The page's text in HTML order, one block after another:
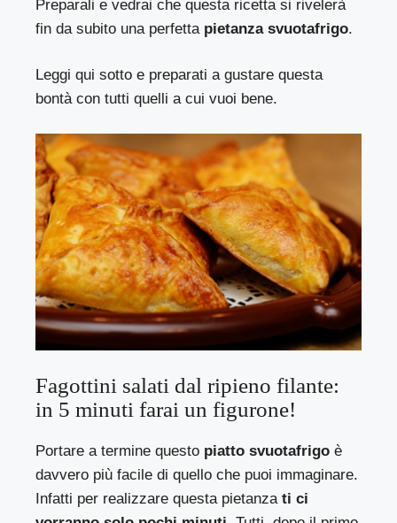
Preparali e vedrai che questa ricetta si rivelerà
fin da subito una perfetta pietanza svuotafrigo.
Leggi qui sotto e preparati a gustare questa
bontà con tutti quelli a cui vuoi bene.
Fagottini salati dal ripieno filante:
in 5 minuti farai un figurone!
Portare a termine questo piatto svuotafrigo è
davvero più facile di quello che puoi immaginare.
Infatti per realizzare questa pietanza ti ci